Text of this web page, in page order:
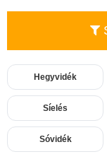
Hegyvidék
Síelés
Sóvidék